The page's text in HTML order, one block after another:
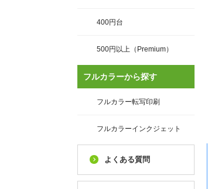
400円台
500円以上（Premium）
フルカラーから探す
フルカラー転写印刷
フルカラーインクジェット
よくある質問